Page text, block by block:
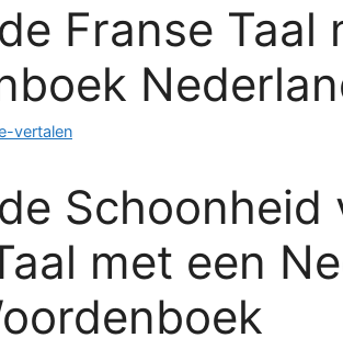
Franse Taal
vertalen
Schoonheid
met een